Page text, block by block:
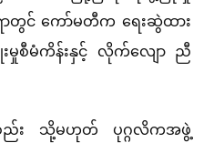
ာတွင် ကော်မတီက ရေးဆွဲထား
မှုစီမံကိန်းနှင့် လိုက်လျော ညီ
စည်း သို့မဟုတ် ပုဂ္ဂလိကအဖွဲ့